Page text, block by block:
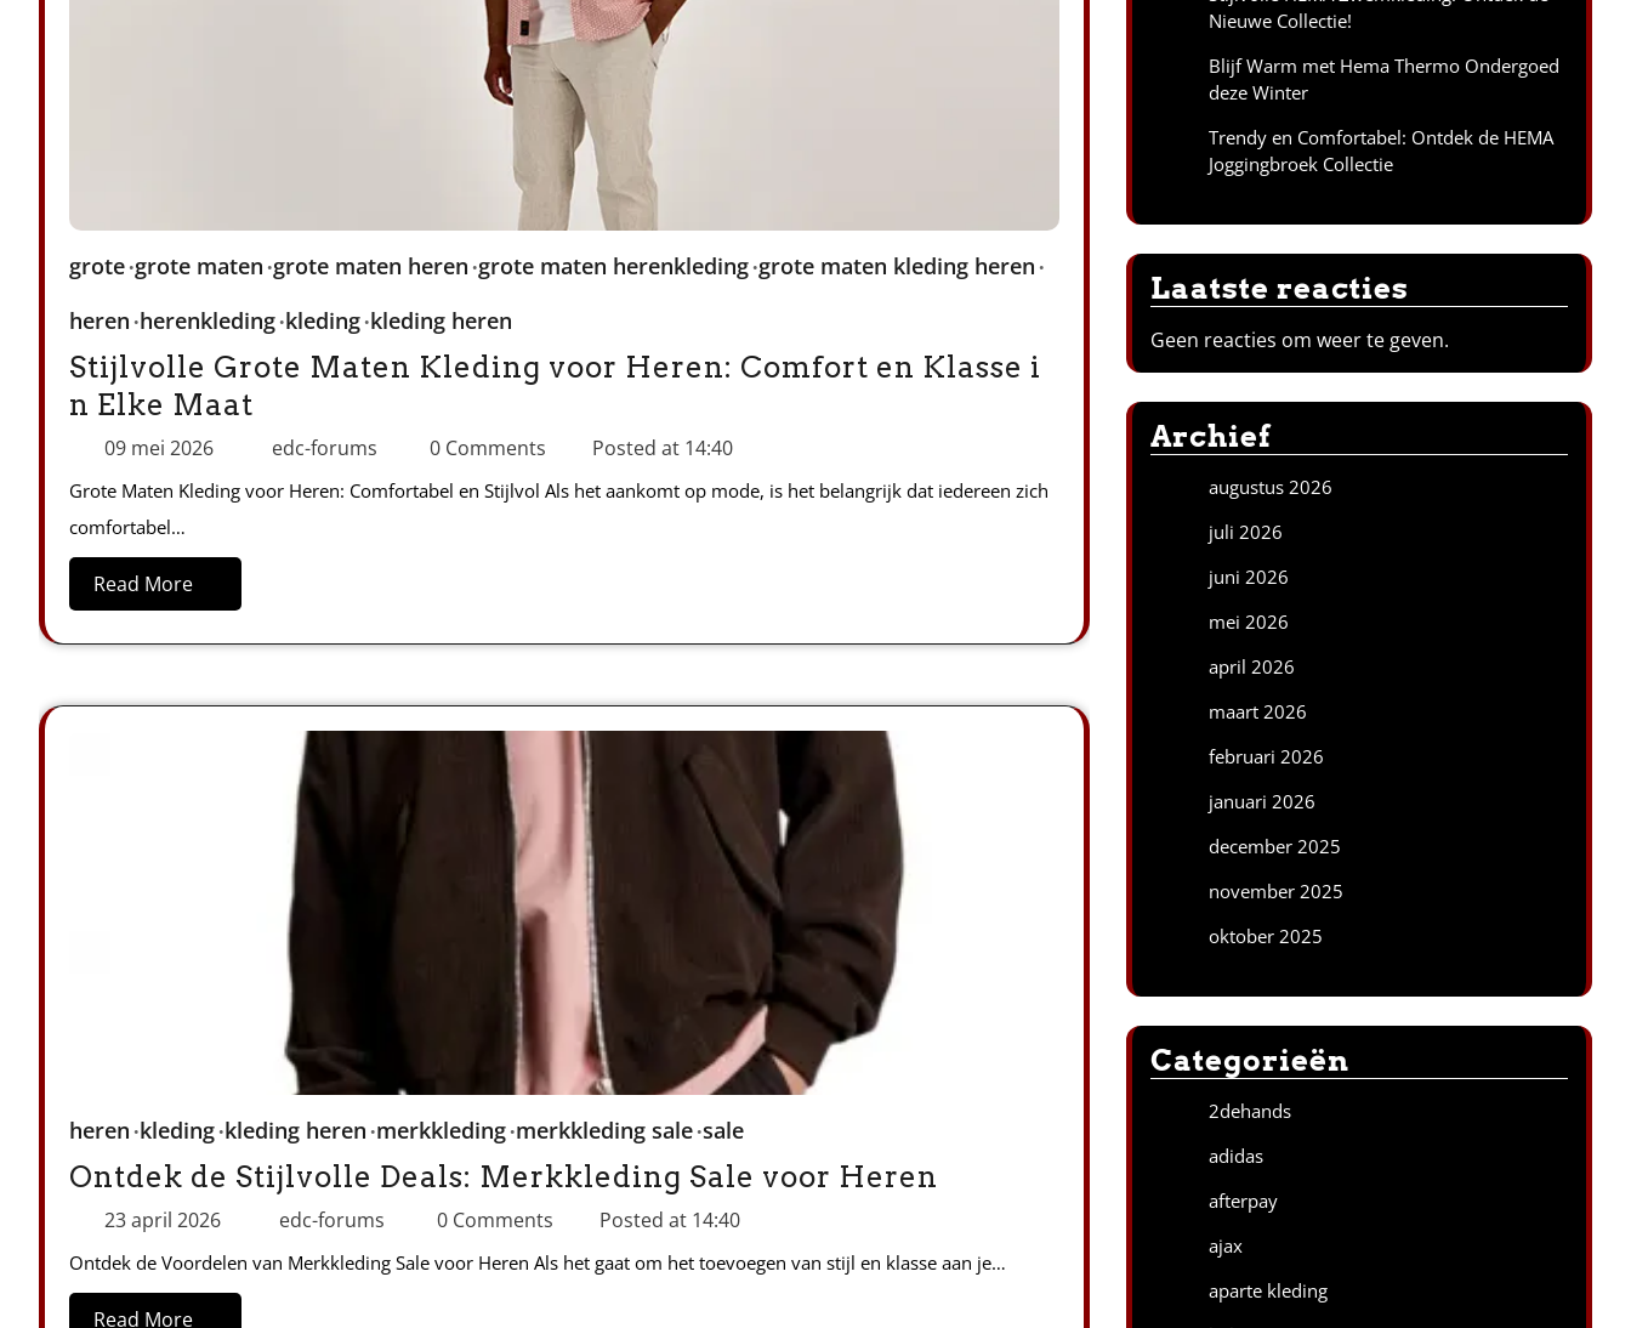
grote grote maten grote maten heren grote maten herenkleding grote maten kleding heren
heren herenkleding kleding kleding heren
Stijlvolle Grote Maten Kleding voor Heren: Comfort en Klasse i
n Elke Maat
09 mei 2026 edc-forums 0 Comments Posted at 14:40
Grote Maten Kleding voor Heren: Comfortabel en Stijlvol Als het aankomt op mode, is het belangrijk dat iedereen zich
comfortabel…
Read More
heren kleding kleding heren merkkleding merkkleding sale sale
Ontdek de Stijlvolle Deals: Merkkleding Sale voor Heren
23 april 2026 edc-forums 0 Comments Posted at 14:40
Ontdek de Voordelen van Merkkleding Sale voor Heren Als het gaat om het toevoegen van stijl en klasse aan je…
Read More
Nieuwe Collectie!
Blijf Warm met Hema Thermo Ondergoed
deze Winter
Trendy en Comfortabel: Ontdek de HEMA
Joggingbroek Collectie
Laatste reacties
Geen reacties om weer te geven.
Archief
augustus 2026
juli 2026
juni 2026
mei 2026
april 2026
maart 2026
februari 2026
januari 2026
december 2025
november 2025
oktober 2025
Categorieën
2dehands
adidas
afterpay
ajax
aparte kleding